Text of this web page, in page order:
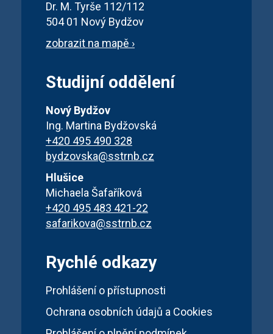
Dr. M. Tyrše 112/112
504 01 Nový Bydžov
zobrazit na mapě ›
Studijní oddělení
Nový Bydžov
Ing. Martina Bydžovská
+420 495 490 328
bydzovska@sstrnb.cz
Hlušice
Michaela Šafaříková
+420 495 483 421-22
safarikova@sstrnb.cz
Rychlé odkazy
Prohlášení o přístupnosti
Ochrana osobních údajů a Cookies